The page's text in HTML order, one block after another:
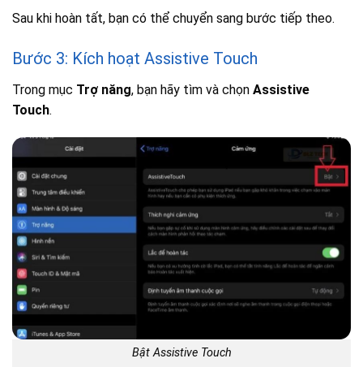
Sau khi hoàn tất, bạn có thể chuyển sang bước tiếp theo.
Bước 3: Kích hoạt Assistive Touch
Trong mục Trợ năng, bạn hãy tìm và chọn Assistive
Touch.
Bật Assistive Touch